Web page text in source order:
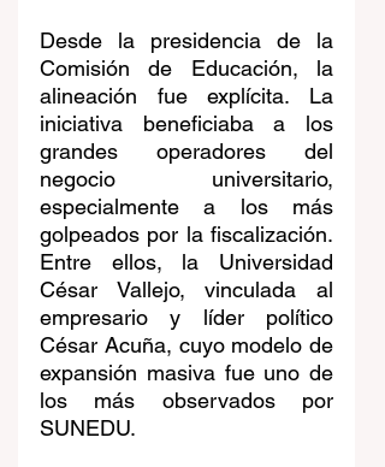
Desde la presidencia de la
Comisión de Educación, la
alineación fue explícita. La
iniciativa beneficiaba a los
grandes operadores del
negocio universitario,
especialmente a los más
golpeados por la fiscalización.
Entre ellos, la Universidad
César Vallejo, vinculada al
empresario y líder político
César Acuña, cuyo modelo de
expansión masiva fue uno de
los más observados por
SUNEDU.